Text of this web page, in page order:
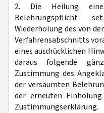
2. Die Heilung
Belehrungspflicht
Wiederholung des von
Verfahrensabschnitts
eines ausdrücklichen
daraus folgende
Zustimmung des
der versäumten
der erneuten
Zustimmungserklärung.